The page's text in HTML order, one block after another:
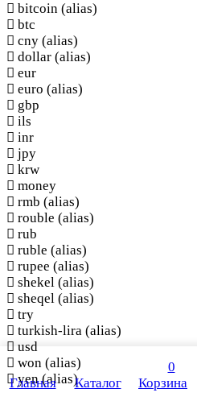
bitcoin (alias)
btc
cny (alias)
dollar (alias)
eur
euro (alias)
gbp
ils
inr
jpy
krw
money
rmb (alias)
rouble (alias)
rub
ruble (alias)
rupee (alias)
shekel (alias)
sheqel (alias)
try
turkish-lira (alias)
usd
won (alias)
yen(alias)
Главная Каталог
0
Корзина